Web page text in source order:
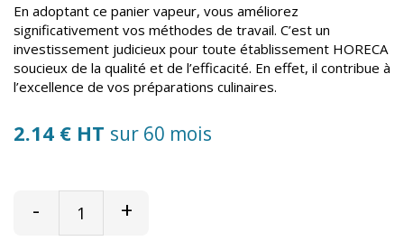
En adoptant ce panier vapeur, vous améliorez
significativement vos méthodes de travail. C’est un
investissement judicieux pour toute établissement HORECA
soucieux de la qualité et de l’efficacité. En effet, il contribue à
l’excellence de vos préparations culinaires.
2.14 € HT sur 60 mois
- +